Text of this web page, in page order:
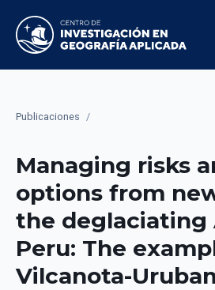
Publicaciones /
Managing risks
options from
the deglaciating
Peru: The
Vilcanota-